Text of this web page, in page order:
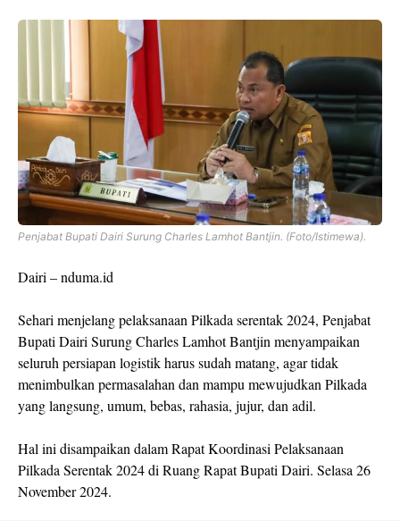
Penjabat Bupati Dairi Surung Charles Lamhot Bantjin. (Foto/Istimewa).
Dairi – nduma.id
Sehari menjelang pelaksanaan Pilkada serentak 2024, Penjabat
Bupati Dairi Surung Charles Lamhot Bantjin menyampaikan
seluruh persiapan logistik harus sudah matang, agar tidak
menimbulkan permasalahan dan mampu mewujudkan Pilkada
yang langsung, umum, bebas, rahasia, jujur, dan adil.
Hal ini disampaikan dalam Rapat Koordinasi Pelaksanaan
Pilkada Serentak 2024 di Ruang Rapat Bupati Dairi. Selasa 26
November 2024.